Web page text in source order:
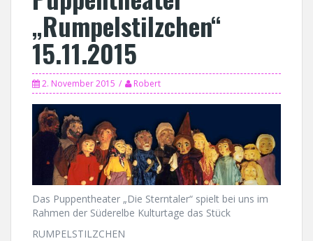
„Rumpelstilzchen“
15.11.2015
2. November 2015 Robert
Das Puppentheater „Die Sterntaler“ spielt bei uns im
Rahmen der Süderelbe Kulturtage das Stück
RUMPELSTILZCHEN